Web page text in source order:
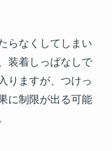
らなくしてしまい
装着しっぱなしで
りますが、つけっ
に制限が出る可能